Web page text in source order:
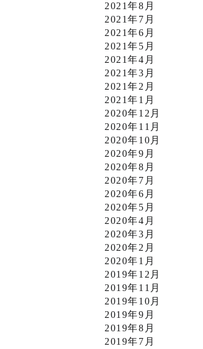
2021年8月
2021年7月
2021年6月
2021年5月
2021年4月
2021年3月
2021年2月
2021年1月
2020年12月
2020年11月
2020年10月
2020年9月
2020年8月
2020年7月
2020年6月
2020年5月
2020年4月
2020年3月
2020年2月
2020年1月
2019年12月
2019年11月
2019年10月
2019年9月
2019年8月
2019年7月